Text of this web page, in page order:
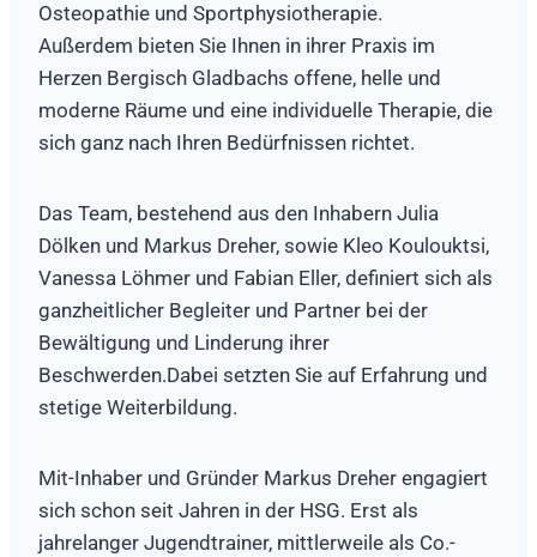
Osteopathie und Sportphysiotherapie.
Außerdem bieten Sie Ihnen in ihrer Praxis im
Herzen Bergisch Gladbachs offene, helle und
moderne Räume und eine individuelle Therapie, die
sich ganz nach Ihren Bedürfnissen richtet.
Das Team, bestehend aus den Inhabern Julia
Dölken und Markus Dreher, sowie Kleo Koulouktsi,
Vanessa Löhmer und Fabian Eller, definiert sich als
ganzheitlicher Begleiter und Partner bei der
Bewältigung und Linderung ihrer
Beschwerden.Dabei setzten Sie auf Erfahrung und
stetige Weiterbildung.
Mit-Inhaber und Gründer Markus Dreher engagiert
sich schon seit Jahren in der HSG. Erst als
jahrelanger Jugendtrainer, mittlerweile als Co.-